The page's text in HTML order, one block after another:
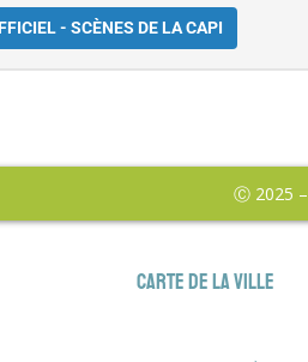
- SCÈNES DE LA CAPI
Ⓒ 2025
Carte de la ville